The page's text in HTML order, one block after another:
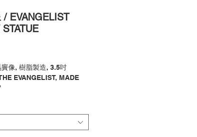
/ EVANGELIST
像, 樹脂製造, 3.5吋
EVANGELIST, MADE
/ EVANGELIST